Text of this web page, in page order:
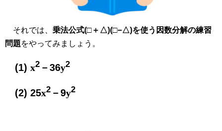
それでは、 乗法公式(□＋△)(□−△)を使う因数分解の練習
問題をやってみましょう。
(1) x2 －36y2
(2) 25x2 －9y2